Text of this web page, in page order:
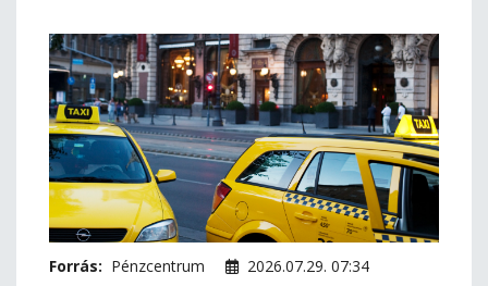
Forrás: Pénzcentrum 2026.07.29. 07:34